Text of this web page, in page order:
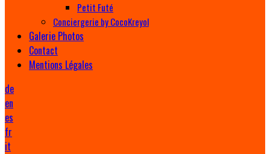
Petit Futé
Conciergerie by CocoKreyol
Galerie Photos
Contact
Mentions Légales
de
en
es
fr
it